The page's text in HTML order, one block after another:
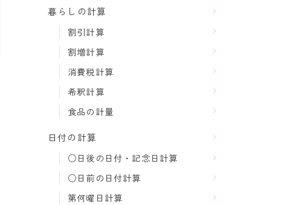
暮らしの計算
割引計算
割増計算
消費税計算
希釈計算
食品の計量
日付の計算
○日後の日付・記念日計算
○日前の日付計算
第何曜日計算